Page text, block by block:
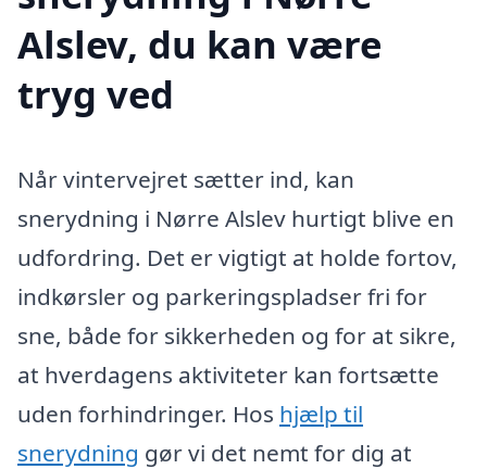
Alslev, du kan være
tryg ved
Når vintervejret sætter ind, kan
snerydning i Nørre Alslev hurtigt blive en
udfordring. Det er vigtigt at holde fortov,
indkørsler og parkeringspladser fri for
sne, både for sikkerheden og for at sikre,
at hverdagens aktiviteter kan fortsætte
uden forhindringer. Hos hjælp til
snerydning gør vi det nemt for dig at